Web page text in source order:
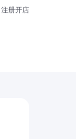
注册开店